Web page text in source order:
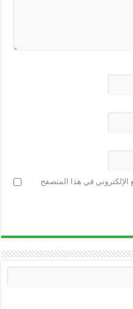
الإلكتروني في هذا المتصفح